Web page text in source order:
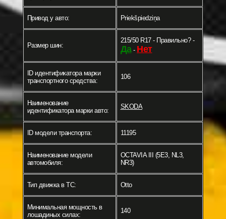
Привод у авто: Priekšpiedziņa
Размер шин:
215/50 R17 - Правильно? -
Да- Нет
ID идентификатора марки
транспортного средства:
106
Наименование
идентификатора марки авто:
SKODA
ID модели транспорта: 11195
Наименование модели
автомобиля:
OCTAVIA III (5E3, NL3,
NR3)
Тип движка в ТС: Otto
Минимальная мощность в
лошадиных силах:
140